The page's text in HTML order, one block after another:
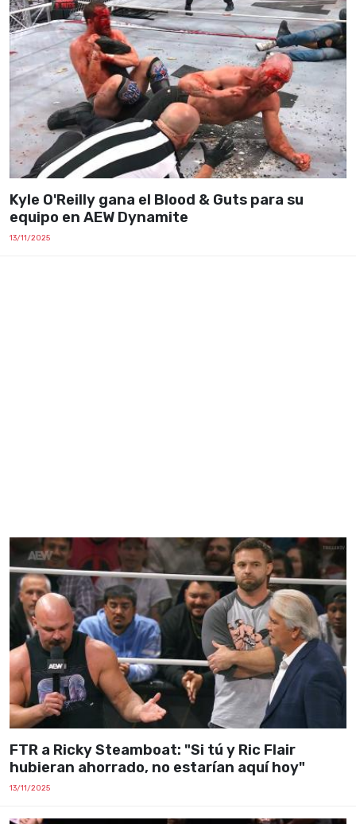
Kyle O'Reilly gana el Blood & Guts para su
equipo en AEW Dynamite
13/11/2025
FTR a Ricky Steamboat: "Si tú y Ric Flair
hubieran ahorrado, no estarían aquí hoy"
13/11/2025